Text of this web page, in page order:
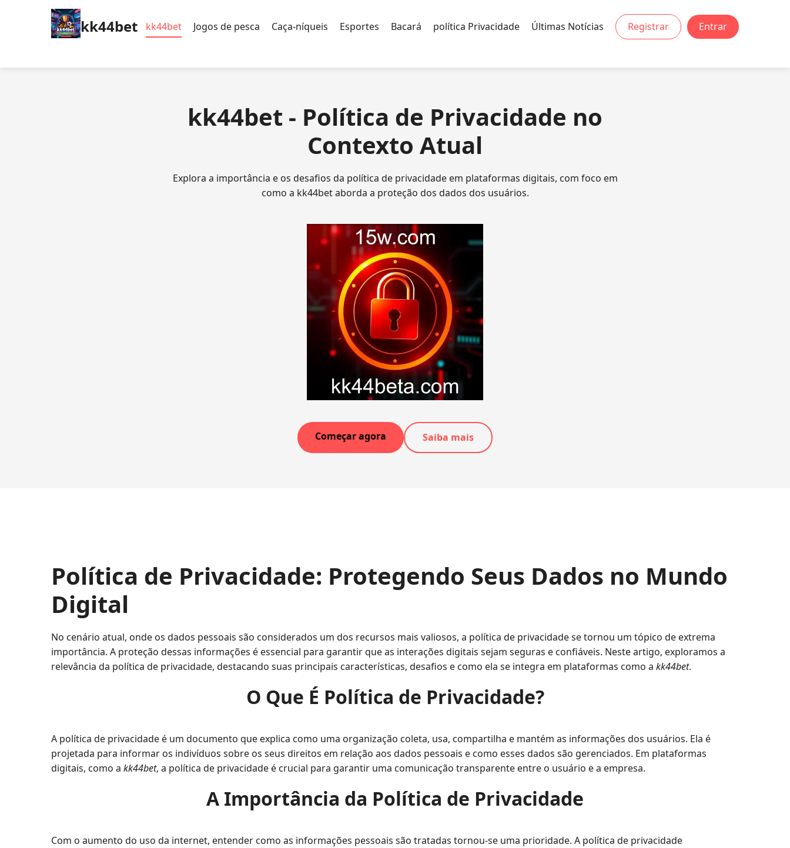
kk44bet kk44bet Jogos de pesca Caça-níqueis Esportes Bacará política Privacidade Últimas Notícias Registrar Entrar
kk44bet - Política de Privacidade no
Contexto Atual
Explora a importância e os desafios da política de privacidade em plataformas digitais, com foco em
como a kk44bet aborda a proteção dos dados dos usuários.
Começar agora Saiba mais
Política de Privacidade: Protegendo Seus Dados no Mundo
Digital
No cenário atual, onde os dados pessoais são considerados um dos recursos mais valiosos, a política de privacidade se tornou um tópico de extrema
importância. A proteção dessas informações é essencial para garantir que as interações digitais sejam seguras e confiáveis. Neste artigo, exploramos a
relevância da política de privacidade, destacando suas principais características, desafios e como ela se integra em plataformas como a kk44bet.
O Que É Política de Privacidade?
A política de privacidade é um documento que explica como uma organização coleta, usa, compartilha e mantém as informações dos usuários. Ela é
projetada para informar os indivíduos sobre os seus direitos em relação aos dados pessoais e como esses dados são gerenciados. Em plataformas
digitais, como a kk44bet, a política de privacidade é crucial para garantir uma comunicação transparente entre o usuário e a empresa.
A Importância da Política de Privacidade
Com o aumento do uso da internet, entender como as informações pessoais são tratadas tornou-se uma prioridade. A política de privacidade